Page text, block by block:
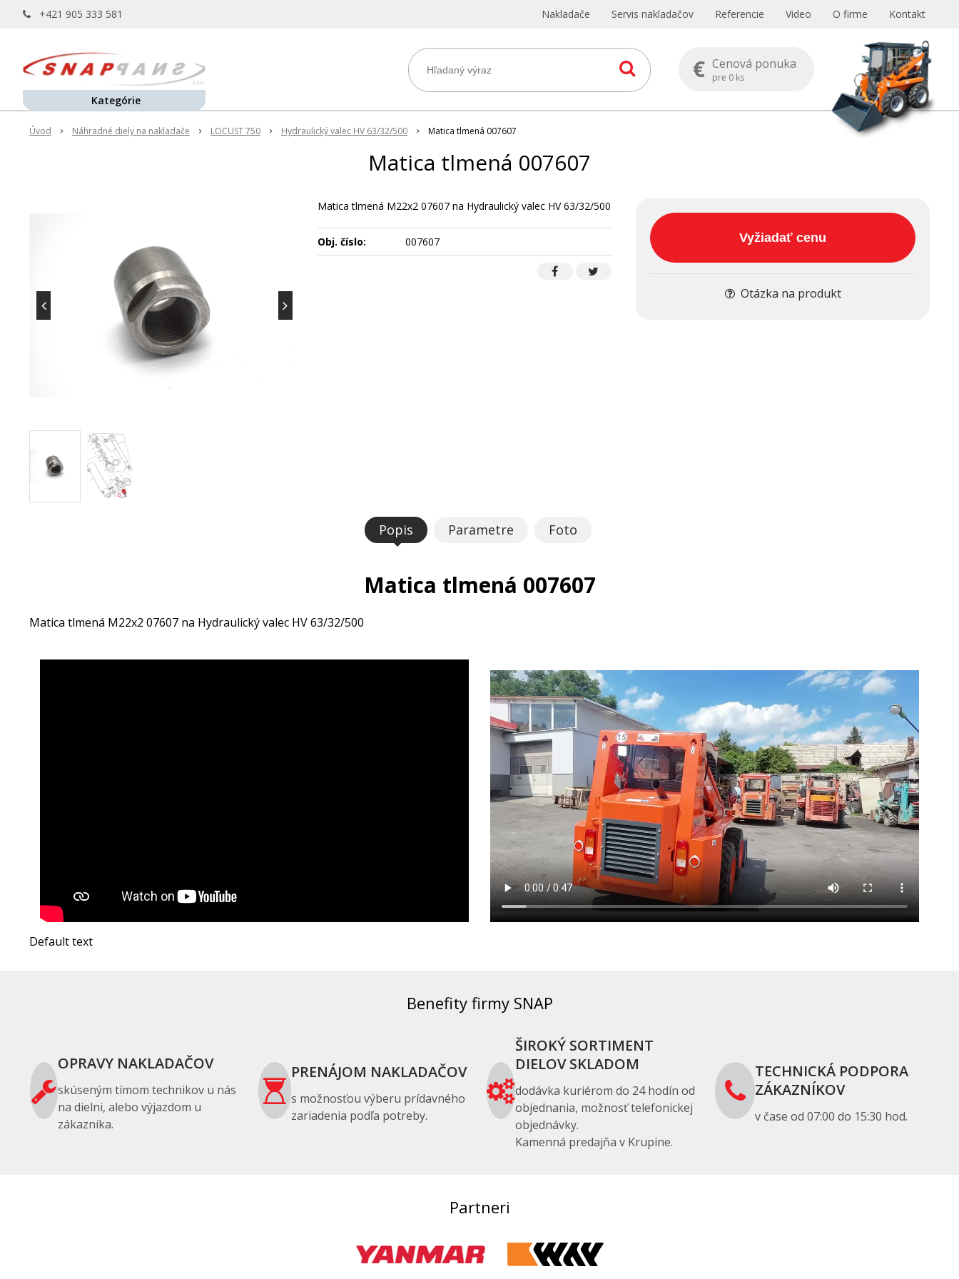
+421 905 333 581
€ Cenová ponuka
pre 0 ks
Nakladače Servis nakladačov Referencie Video O firme Kontakt
Úvod Náhradné diely na nakladače LOCUST 750 Hydraulický valec HV 63/32/500 Matica tlmená 007607
Matica tlmená 007607
Vyžiadať cenu
Otázka na produkt
Matica tlmená M22x2 07607 na Hydraulický valec HV 63/32/500
Obj. číslo: 007607
Popis Parametre Foto
Matica tlmená 007607
Matica tlmená M22x2 07607 na Hydraulický valec HV 63/32/500
Default text
Kategórie
Benefity firmy SNAP
OPRAVY NAKLADAČOV
skúseným tímom technikov u nás
na dielni, alebo výjazdom u
zákazníka.
PRENÁJOM NAKLADAČOV
s možnosťou výberu prídavného
zariadenia podľa potreby.
ŠIROKÝ SORTIMENT
DIELOV SKLADOM
dodávka kuriérom do 24 hodín od
objednania, možnosť telefonickej
objednávky.
Kamenná predajňa v Krupine.
TECHNICKÁ PODPORA
ZÁKAZNÍKOV
v čase od 07:00 do 15:30 hod.
Partneri